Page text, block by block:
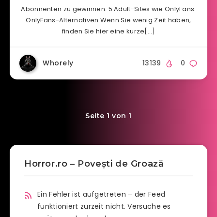
Abonnenten zu gewinnen. 5 Adult-Sites wie OnlyFans:
OnlyFans-Alternativen Wenn Sie wenig Zeit haben,
finden Sie hier eine kurze[…]
Whorely 0
13139
Seite 1 von 1
Horror.ro – Povești de Groază
Ein Fehler ist aufgetreten – der Feed
funktioniert zurzeit nicht. Versuche es